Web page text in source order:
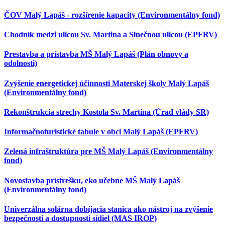
ČOV Malý Lapáš - rozšírenie kapacity (Environmentálny fond)
Chodník medzi ulicou Sv. Martina a Slnečnou ulicou (EPFRV)
Prestavba a prístavba MŠ Malý Lapáš (Plán obnovy a
odolnosti)
Zvýšenie energetickej účinnosti Materskej školy Malý Lapáš
(Environmentálny fond)
Rekonštrukcia strechy Kostola Sv. Martina (Úrad vlády SR)
Informačnoturistické tabule v obci Malý Lapáš (EPFRV)
Zelená infraštruktúra pre MŠ Malý Lapáš (Environmentálny
fond)
Novostavba prístrešku, eko učebne MŠ Malý Lapáš
(Environmentálny fond)
Univerzálna solárna dobíjacia stanica ako nástroj na zvýšenie
bezpečnosti a dostupnosti sídiel (MAS IROP)